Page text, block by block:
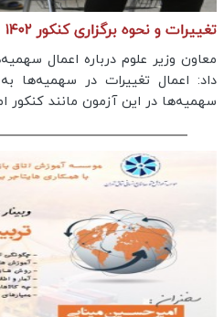
تغییرات و نحوه برگزاری کنکور ۱۴۰۲
معاون وزیر علوم درباره اعمال
داد: اعمال تغییرات در سهمیه‌ها
سهمیه‌ها در این آزمون مانند کنکور